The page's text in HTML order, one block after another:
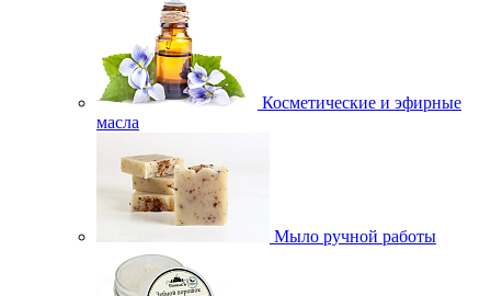
Косметические и эфирные
масла
Мыло ручной работы